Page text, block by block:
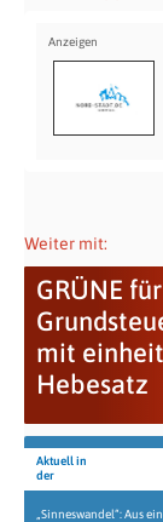
Weiter mit:
GRÜNE für
mit
Hebesatz
Aktuell in
der
„Sinneswandel“: Aus